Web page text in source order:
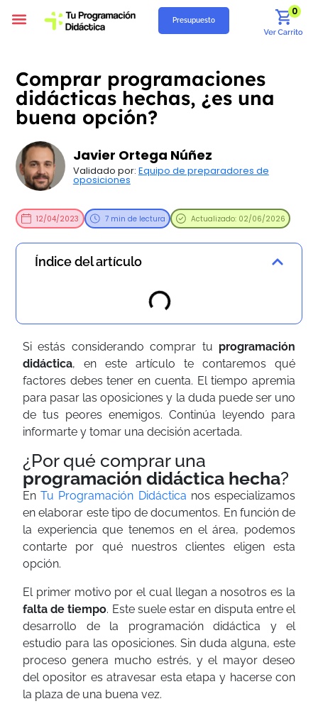
Presupuesto
0
Comprar programaciones
didácticas hechas, ¿es una
buena opción?
Javier Ortega Núñez
Validado por: Equipo de preparadores de
oposiciones
12/04/2023 7 min de lectura Actualizado: 02/06/2026
Índice del artículo
Si estás considerando comprar tu programación
didáctica, en este artículo te contaremos qué
factores debes tener en cuenta. El tiempo apremia
para pasar las oposiciones y la duda puede ser uno
de tus peores enemigos. Continúa leyendo para
informarte y tomar una decisión acertada.
¿Por qué comprar una
programación didáctica hecha?
EnTu Programación Didáctica nos especializamos
en elaborar este tipo de documentos. En función de
la experiencia que tenemos en el área, podemos
contarte por qué nuestros clientes eligen esta
opción.
El primer motivo por el cual llegan a nosotros es la
falta de tiempo. Este suele estar en disputa entre el
desarrollo de la programación didáctica y el
estudio para las oposiciones. Sin duda alguna, este
proceso genera mucho estrés, y el mayor deseo
del opositor es atravesar esta etapa y hacerse con
la plaza de una buena vez.